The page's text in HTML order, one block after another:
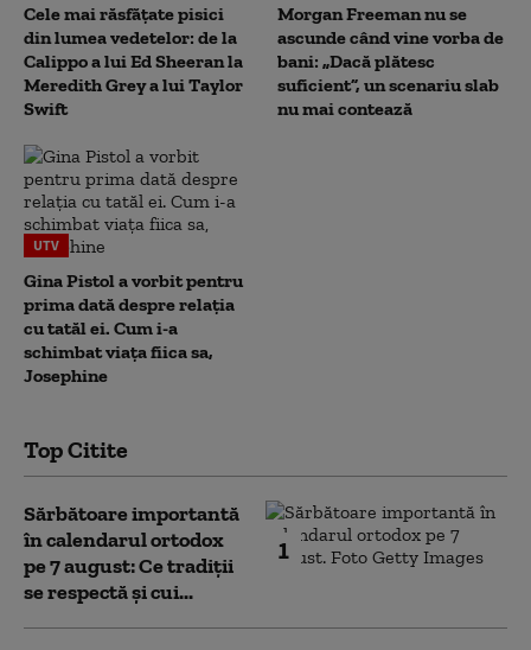
Cele mai răsfățate pisici
din lumea vedetelor: de la
Calippo a lui Ed Sheeran la
Meredith Grey a lui Taylor
Swift
Morgan Freeman nu se
ascunde când vine vorba de
bani: „Dacă plătesc
suficient”, un scenariu slab
nu mai contează
UTV
Gina Pistol a vorbit pentru
prima dată despre relația
cu tatăl ei. Cum i-a
schimbat viața fiica sa,
Josephine
Top Citite
1
Sărbătoare importantă
în calendarul ortodox
pe 7 august: Ce tradiții
se respectă și cui...